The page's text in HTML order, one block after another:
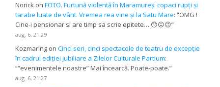
Norick onFOTO. Furtună violentă în Maramureș: copaci rupți și
tarabe luate de vânt. Vremea rea vine și la Satu Mare: “OMG !
Cine-i pensionar si are timp sa scrie epitete….😯😛😉”
aug. 6, 21:29
Kozmaring onCinci seri, cinci spectacole de teatru de excepție
în cadrul ediției jubiliare a Zilelor Culturale Partium:
““evenimentele noastre” Mai încearcă. Poate-poate.”
aug. 6, 21:27